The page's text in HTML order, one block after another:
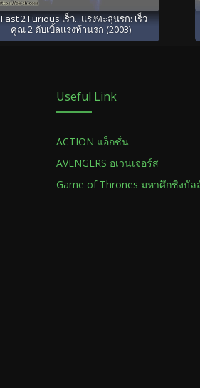
2 Furious เร็ว...แรงทะลุนรก: เร็ว
คูณ 2 ดับเบิ้ลแรงท้านรก (2003)
Useful Link
ACTION แอ็กชั่น
AVENGERS อเวนเจอร์ส
Game of Thrones มหาศึกชิงบัล